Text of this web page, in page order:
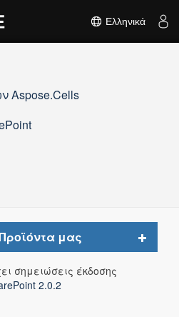
Ελληνικά
Aspose.Cells
μας
Toggle
σημειώσεις έκδοσης
2.0.2